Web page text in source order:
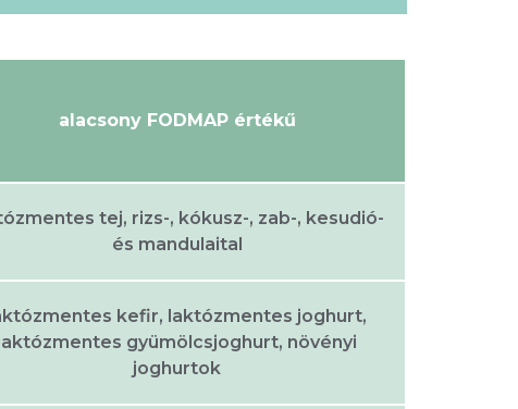
alacsony FODMAP értékű
tej, rizs-, kókusz-, zab-, kesudió-
és mandulaital
kefir, laktózmentes joghurt,
gyümölcsjoghurt, növényi
joghurtok